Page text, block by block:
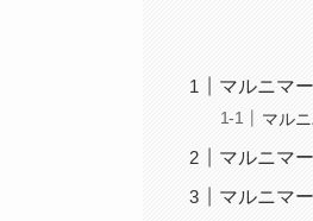
マルニマ
マル
マルニマ
マルニマ